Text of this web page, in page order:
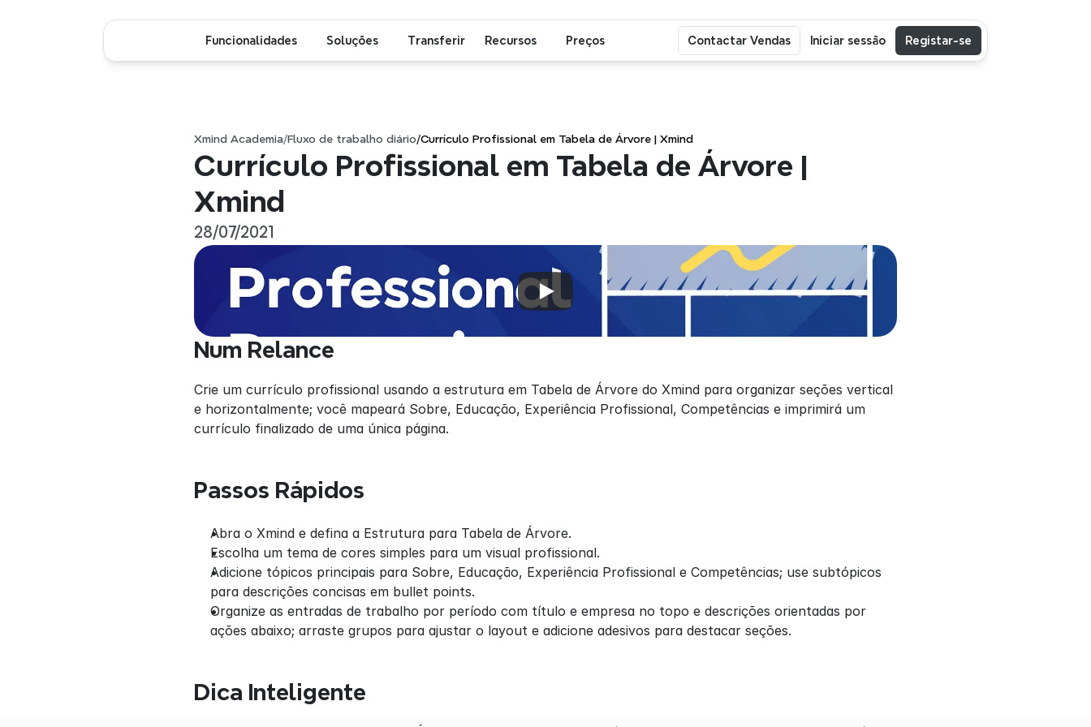
Xmind Academia/Fluxo de trabalho diário/Currículo Profissional em Tabela de Árvore | Xmind
Currículo Profissional em Tabela de Árvore |
Xmind
28/07/2021
Num Relance
Crie um currículo profissional usando a estrutura em Tabela de Árvore do Xmind para organizar seções vertical
e horizontalmente; você mapeará Sobre, Educação, Experiência Profissional, Competências e imprimirá um
currículo finalizado de uma única página.
Passos Rápidos
Abra o Xmind e defina a Estrutura para Tabela de Árvore.
Escolha um tema de cores simples para um visual profissional.
Adicione tópicos principais para Sobre, Educação, Experiência Profissional e Competências; use subtópicos
para descrições concisas em bullet points.
Organize as entradas de trabalho por período com título e empresa no topo e descrições orientadas por
ações abaixo; arraste grupos para ajustar o layout e adicione adesivos para destacar seções.
Dica Inteligente
Funcionalidades Soluções Transferir Recursos Preços Contactar Vendas Iniciar sessão Registar-se